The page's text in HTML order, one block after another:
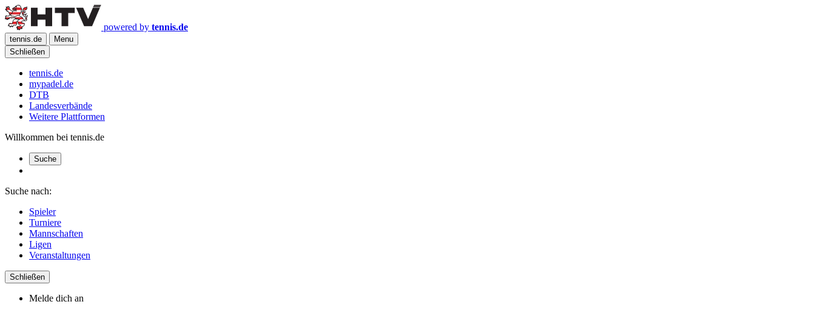
powered by tennis.de
tennis.de
Menu
Schließen
tennis.de
mypadel.de
DTB
Landesverbände
Weitere Plattformen
Willkommen bei tennis.de
Suche
Suche nach:
Spieler
Turniere
Mannschaften
Ligen
Veranstaltungen
Schließen
Melde dich an